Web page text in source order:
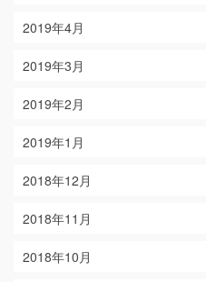
2019年4月
2019年3月
2019年2月
2019年1月
2018年12月
2018年11月
2018年10月